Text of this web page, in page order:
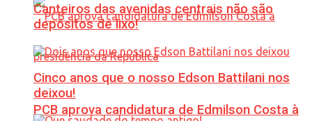
PCB aprova candidatura de Edmilson Costa à
Canteiros das avenidas centrais não são
depósitos de lixo!
Cinco anos que o nosso Edson Battilani nos
deixou!